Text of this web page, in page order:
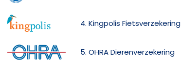
4. Kingpolis Fietsverzekering
5. OHRA Dierenverzekering